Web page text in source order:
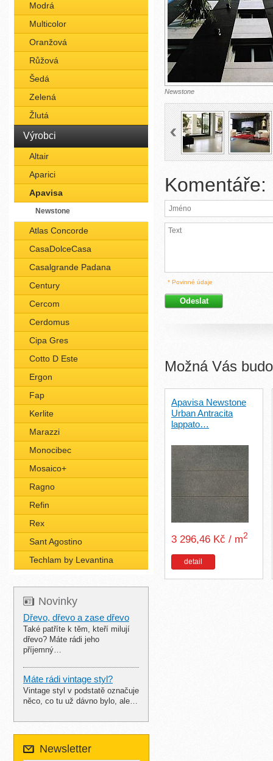
Modrá
Multicolor
Oranžová
Růžová
Šedá
Zelená
Žlutá
Výrobci
Altair
Aparici
Apavisa
Newstone
Atlas Concorde
CasaDolceCasa
Casalgrande Padana
Century
Cercom
Cerdomus
Cipa Gres
Cotto D Este
Ergon
Fap
Kerlite
Marazzi
Monocibec
Mosaico+
Ragno
Refin
Rex
Sant Agostino
Techlam by Levantina
Novinky
Dřevo, dřevo a zase dřevo
Také patříte k těm, kteří milují
dřevo? Máte rádi jeho
příjemný…
Máte rádi vintage styl?
Vintage styl v podstatě označuje
něco, co tu už dávno bylo, ale…
Newsletter
Newstone
Komentáře:
* Povinné údaje
Možná Vás
Apavisa Newstone
Urban Antracita
lappato…
3 296,46 Kč / m2
detail